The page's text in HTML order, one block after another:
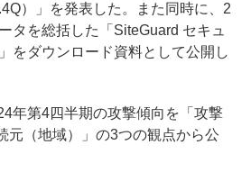
）」を発表した。また同時に、2
タを総括した「SiteGuard セキュ
をダウンロード資料として公開し
年第4四半期の攻撃傾向を「攻撃
元（地域）」の3つの観点から公